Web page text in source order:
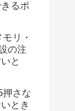
るポ
リ・
の注
と
押さな
とき